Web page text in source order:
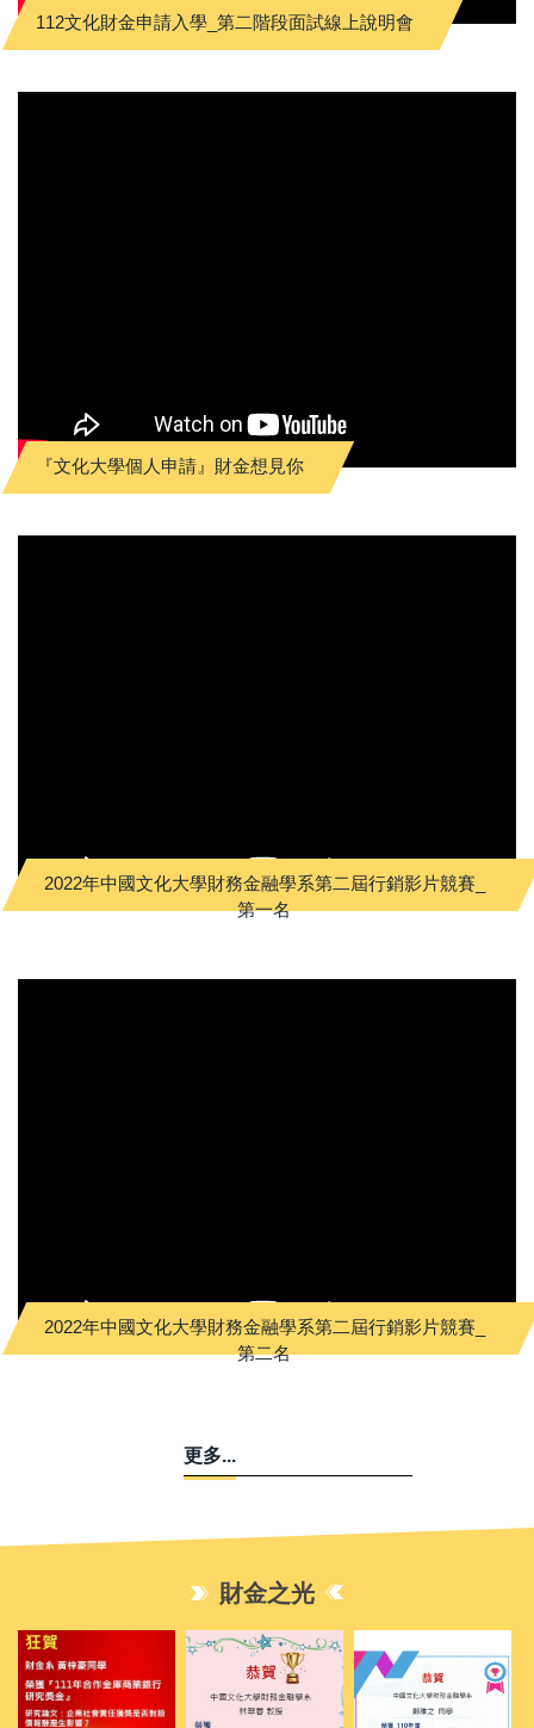
112文化財金申請入學_第二階段面試線上說明會
『文化大學個人申請』財金想見你
2022年中國文化大學財務金融學系第二屆行銷影片競賽_
第一名
2022年中國文化大學財務金融學系第二屆行銷影片競賽_
第二名
更多...
財金之光